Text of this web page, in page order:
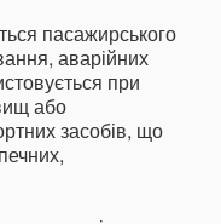
пасажирського
аварійних
при
або
засобів, що